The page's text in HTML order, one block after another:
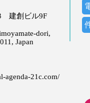
3 建創ビル9F
dori,
Japan
agenda-21c.com/